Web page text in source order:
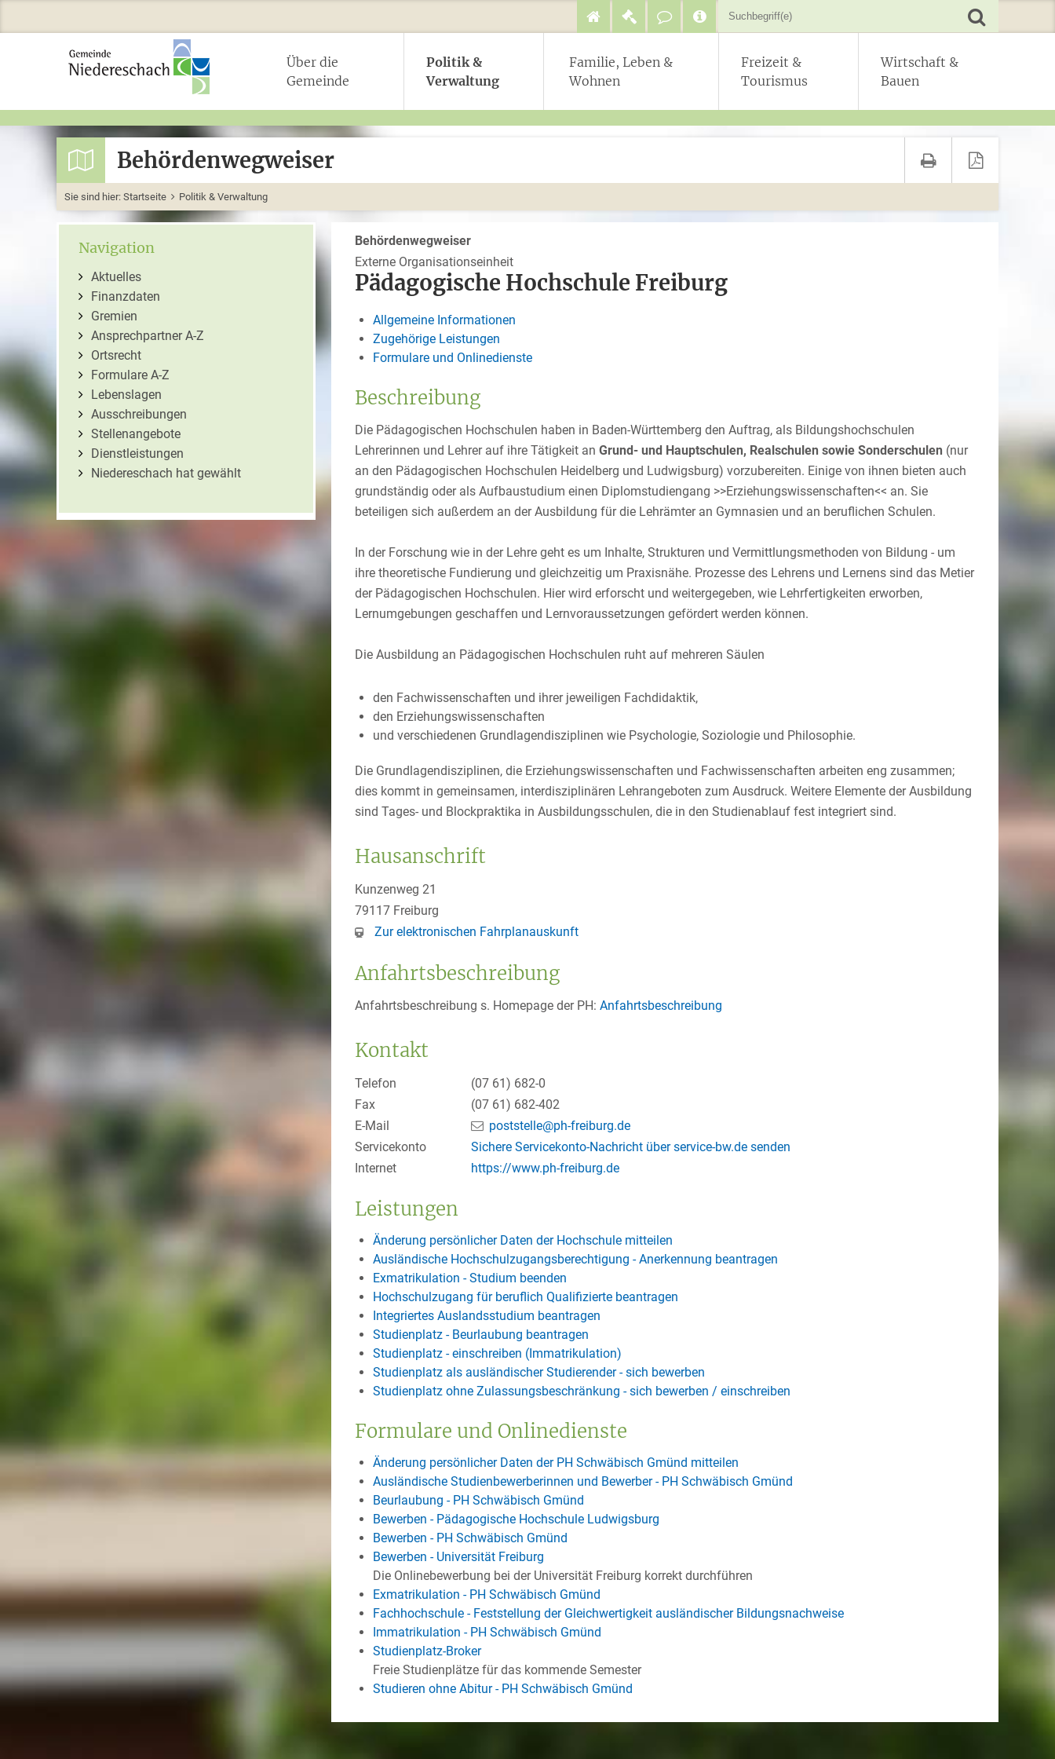
Über die
Gemeinde
Politik &
Verwaltung
Familie, Leben &
Wohnen
Freizeit &
Tourismus
Wirtschaft &
Bauen
Behördenwegweiser
Sie sind hier: Startseite Politik & Verwaltung
Navigation
Aktuelles
Finanzdaten
Gremien
Ansprechpartner A-Z
Ortsrecht
Formulare A-Z
Lebenslagen
Ausschreibungen
Stellenangebote
Dienstleistungen
Niedereschach hat gewählt
Behördenwegweiser
Externe Organisationseinheit
Pädagogische Hochschule Freiburg
Allgemeine Informationen
Zugehörige Leistungen
Formulare und Onlinedienste
Beschreibung
Die Pädagogischen Hochschulen haben in Baden-Württemberg den Auftrag, als Bildungshochschulen
Lehrerinnen und Lehrer auf ihre Tätigkeit an Grund- und Hauptschulen, Realschulen sowie Sonderschulen (nur
an den Pädagogischen Hochschulen Heidelberg und Ludwigsburg) vorzubereiten. Einige von ihnen bieten auch
grundständig oder als Aufbaustudium einen Diplomstudiengang >>Erziehungswissenschaften<< an. Sie
beteiligen sich außerdem an der Ausbildung für die Lehrämter an Gymnasien und an beruflichen Schulen.
In der Forschung wie in der Lehre geht es um Inhalte, Strukturen und Vermittlungsmethoden von Bildung - um
ihre theoretische Fundierung und gleichzeitig um Praxisnähe. Prozesse des Lehrens und Lernens sind das Metier
der Pädagogischen Hochschulen. Hier wird erforscht und weitergegeben, wie Lehrfertigkeiten erworben,
Lernumgebungen geschaffen und Lernvoraussetzungen gefördert werden können.
Die Ausbildung an Pädagogischen Hochschulen ruht auf mehreren Säulen
den Fachwissenschaften und ihrer jeweiligen Fachdidaktik,
den Erziehungswissenschaften
und verschiedenen Grundlagendisziplinen wie Psychologie, Soziologie und Philosophie.
Die Grundlagendisziplinen, die Erziehungswissenschaften und Fachwissenschaften arbeiten eng zusammen;
dies kommt in gemeinsamen, interdisziplinären Lehrangeboten zum Ausdruck. Weitere Elemente der Ausbildung
sind Tages- und Blockpraktika in Ausbildungsschulen, die in den Studienablauf fest integriert sind.
Hausanschrift
Kunzenweg 21
79117 Freiburg
Zur elektronischen Fahrplanauskunft
Anfahrtsbeschreibung
Anfahrtsbeschreibung s. Homepage der PH: Anfahrtsbeschreibung
Kontakt
Telefon (07 61) 682-0
Fax
(07 61) 682-402
E-Mail
poststelle@ph-freiburg.de
Servicekonto
Sichere Servicekonto-Nachricht über service-bw.de senden
Internet
https://www.ph-freiburg.de
Leistungen
Änderung persönlicher Daten der Hochschule mitteilen
Ausländische Hochschulzugangsberechtigung - Anerkennung beantragen
Exmatrikulation - Studium beenden
Hochschulzugang für beruflich Qualifizierte beantragen
Integriertes Auslandsstudium beantragen
Studienplatz - Beurlaubung beantragen
Studienplatz - einschreiben (Immatrikulation)
Studienplatz als ausländischer Studierender - sich bewerben
Studienplatz ohne Zulassungsbeschränkung - sich bewerben / einschreiben
Formulare und Onlinedienste
Änderung persönlicher Daten der PH Schwäbisch Gmünd mitteilen
Ausländische Studienbewerberinnen und Bewerber - PH Schwäbisch Gmünd
Beurlaubung - PH Schwäbisch Gmünd
Bewerben - Pädagogische Hochschule Ludwigsburg
Bewerben - PH Schwäbisch Gmünd
Bewerben - Universität Freiburg
Die Onlinebewerbung bei der Universität Freiburg korrekt durchführen
Exmatrikulation - PH Schwäbisch Gmünd
Fachhochschule - Feststellung der Gleichwertigkeit ausländischer Bildungsnachweise
Immatrikulation - PH Schwäbisch Gmünd
Studienplatz-Broker
Freie Studienplätze für das kommende Semester
Studieren ohne Abitur - PH Schwäbisch Gmünd